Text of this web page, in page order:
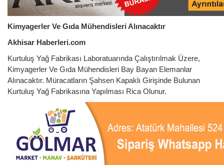
Kimyagerler Ve Gıda Mühendisleri Alınacaktır
Akhisar Haberleri.com
Kurtuluş Yağ Fabrikası Laboratuarında Çalıştırılmak Üzere,
Kimyagerler Ve Gıda Mühendisleri Bay Bayan Elemanlar
Alınacaktır. Müracatların Şahsen Kapaklı Girişinde Bulunan
Kurtuluş Yağ Fabrikasına Yapılması Rica Olunur.